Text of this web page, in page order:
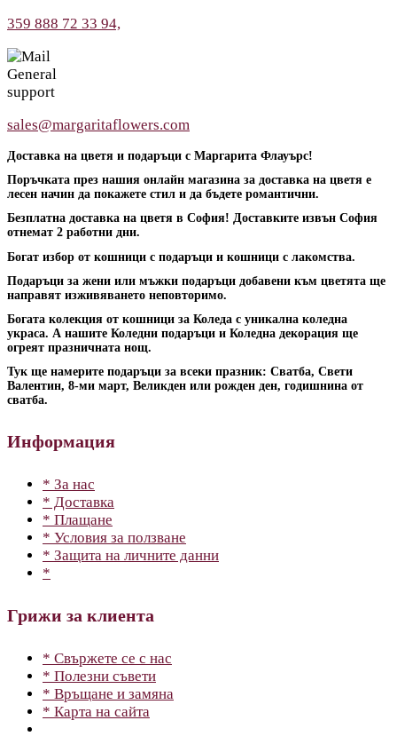
359 888 72 33 94,
General
support
sales@margaritaflowers.com
Доставка на цветя и подаръци с Маргарита Флауърс!
Поръчката през нашия онлайн магазина за доставка на цветя е
лесен начин да покажете стил и да бъдете романтични.
Безплатна доставка на цветя в София! Доставките извън София
отнемат 2 работни дни.
Богат избор от кошници с подаръци и кошници с лакомства.
Подаръци за жени или мъжки подаръци добавени към цветята ще
направят изживяването неповторимо.
Богата колекция от кошници за Коледа с уникална коледна
украса. А нашите Коледни подаръци и Коледна декорация ще
огреят празничната нощ.
Тук ще намерите подаръци за всеки празник: Сватба, Свети
Валентин, 8-ми март, Великден или рожден ден, годишнина от
сватба.
Информация
* За нас
* Доставка
* Плащане
* Условия за ползване
* Защита на личните данни
*
Грижи за клиента
* Свържете се с нас
* Полезни съвети
* Връщане и замяна
* Карта на сайта